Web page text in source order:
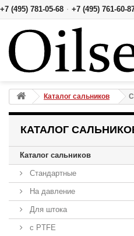
+7 (495) 781-05-68 · +7 (495) 761-60-
Каталог сальников
КАТАЛОГ
Каталог сальников
Стандартные
На давление
Для штока
с PTFE
Сальник 16.5x32x7 TG